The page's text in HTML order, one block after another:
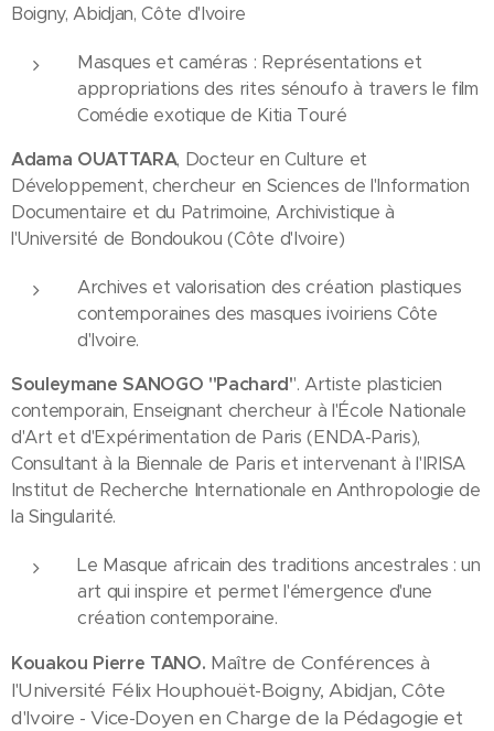
Boigny, Abidjan, Côte d'Ivoire
Masques et caméras : Représentations et
appropriations des rites sénoufo à travers le film
Comédie exotique de Kitia Touré
Adama OUATTARA, Docteur en Culture et
Développement, chercheur en Sciences de l'Information
Documentaire et du Patrimoine, Archivistique à
l'Université de Bondoukou (Côte d'Ivoire)
Archives et valorisation des création plastiques
contemporaines des masques ivoiriens Côte
d'Ivoire.
Souleymane SANOGO ''Pachard''. Artiste plasticien
contemporain, Enseignant chercheur à l'École Nationale
d'Art et d'Expérimentation de Paris (ENDA-Paris),
Consultant à la Biennale de Paris et intervenant à l'IRISA
Institut de Recherche Internationale en Anthropologie de
la Singularité.
Le Masque africain des traditions ancestrales : un
art qui inspire et permet l'émergence d'une
création contemporaine.
Kouakou Pierre TANO. Maître de Conférences à
l'Université Félix Houphouët-Boigny, Abidjan, Côte
d'Ivoire - Vice-Doyen en Charge de la Pédagogie et